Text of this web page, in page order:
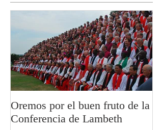
Oremos por el buen fruto de la
Conferencia de Lambeth